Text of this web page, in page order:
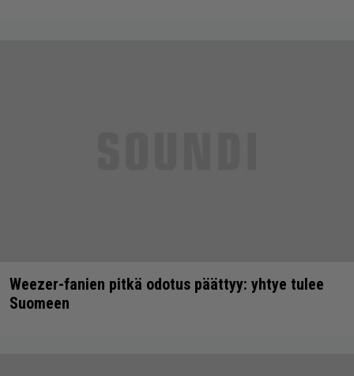
Weezer-fanien pitkä odotus päättyy: yhtye tulee
Suomeen